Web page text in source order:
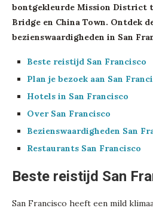
bontgekleurde Mission District
Bridge en China Town. Ontdek
bezienswaardigheden in San
Beste reistijd San Francisco
Plan je bezoek aan San
Hotels in San Francisco
Over San Francisco
Bezienswaardigheden San
Restaurants San Francisco
Beste reistijd San
San Francisco heeft een mild